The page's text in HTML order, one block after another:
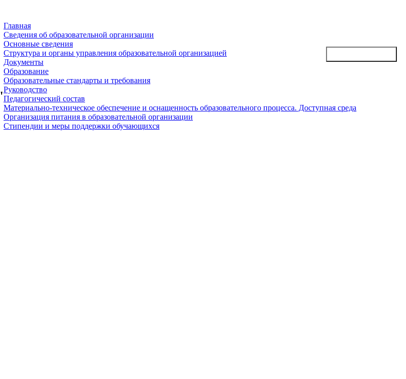
Главная
Сведения об образовательной организации
Основные сведения
Структура и органы управления образовательной организацией
Документы
Образование
Образовательные стандарты и требования
Руководство
Педагогический состав
Материально-техническое обеспечение и оснащенность образовательного процесса. Доступная среда
Организация питания в образовательной организации
Стипендии и меры поддержки обучающихся